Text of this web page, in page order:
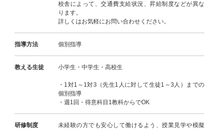
校舎によって、交通費支給状況、昇給制度などが異な
ります。
詳しくはお気軽にお問い合わせください。
指導方法 個別指導
教える生徒 小学生・中学生・高校生
・1対1～1対3（先生1人に対して生徒1～3人）までの
個別指導
・週1回・得意科目1教科からでOK
研修制度
未経験の方でも安心して働けるよう、授業見学や模擬